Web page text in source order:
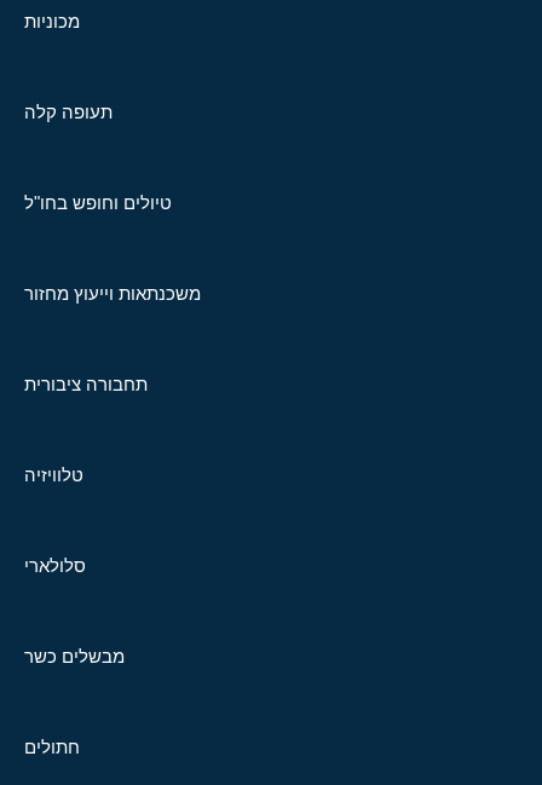
מכוניות
תעופה קלה
טיולים וחופש בחו"ל
משכנתאות וייעוץ מחזור
תחבורה ציבורית
טלוויזיה
סלולארי
מבשלים כשר
חתולים